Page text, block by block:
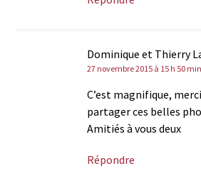
Dominique et Thierry
27 novembre 2015 à 15 h 50 min
C’est magnifique,
partager ces belles
Amitiés à vous deux
Répondre